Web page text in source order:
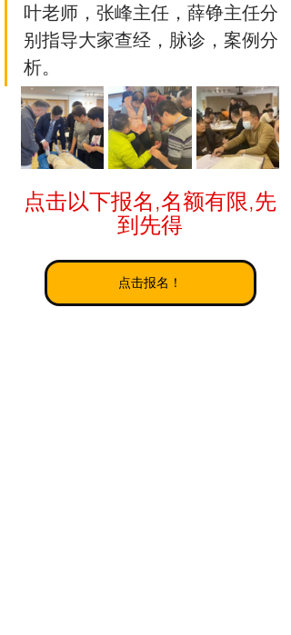
叶老师，张峰主任，薛铮主任分
别指导大家查经，脉诊，案例分
析。
点击以下报名,名额有限,先
到先得
点击报名！